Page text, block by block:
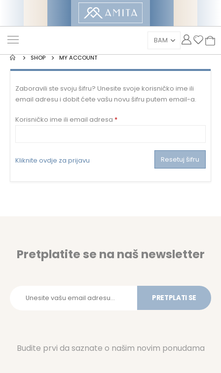
SHOP MY ACCOUNT
Zaboravili ste svoju šifru? Unesite svoje korisničko ime ili
email adresu i dobit ćete vašu novu šifru putem email-a.
Korisničko ime ili email adresa *Mandatorno
Kliknite ovdje za prijavu Resetuj šifru
Pretplatite se na naš newsletter
PRETPLATI SE
Budite prvi da saznate o našim novim ponudama